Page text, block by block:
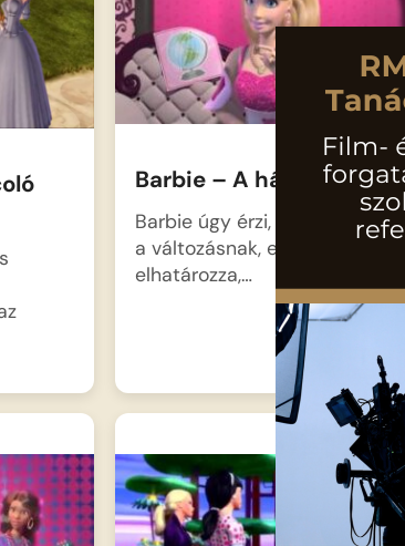
Barbie – A házátalakítás
Barbie úgy érzi, eljött az ideje
a változásnak, ezért
elhatározza,…